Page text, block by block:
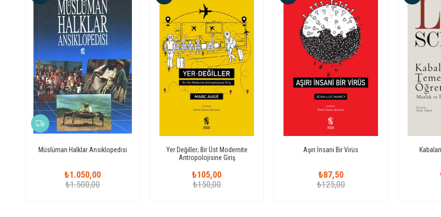
Müslüman Halklar Ansiklopedisi
₺1.050,00
₺1.500,00
Yer Değiller; Bir Üst Modernite
Antropolojisine Giriş
₺105,00
₺150,00
Aşırı İnsani Bir Virüs
₺87,50
₺125,00